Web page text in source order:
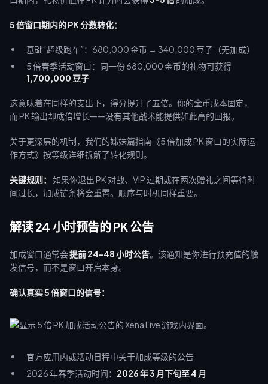
5 倍窗口期内的 PK 分数转化：
基础“超级跑车”：680,000 金币 → 340,000 豆子（无加成）
5 倍春季活动窗口：同一份 680,000 金币的礼物可获得
1,700,000 豆子
这意味着在同样的支出下，得分提升了五倍。你的金币成本固定，
而 PK 输出却成倍增长——没有其他战术能提供如此高的回报。
关于更深层的机制，我们的姊妹篇指南《5 倍加成 PK 窗口的实际运
作方式》按等级详细拆解了转化规则。
关键规则：
如果你退出 PK 对战、VIP 过期或在两次赠礼之间等待时
间过长，加成链条将会重置。顺序与时机同样重要。
解读 24 小时预告的 PK 公告
加成窗口通常会提前 24-48 小时公告。该通知是你进行预充值的触
发信号，而不是窗口开启本身。
确认真实 5 倍窗口的信号：
官方应用内或活动日程中关于加成等级的公告
2026 年春季活动时间： 2026 年 3 月下旬至 4 月